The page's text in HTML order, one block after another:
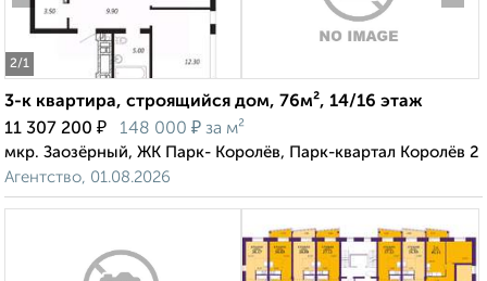
2/1
3-к квартира, строящийся дом, 76м², 14/16 этаж
11 307 200 ₽ 148 000 ₽ за м²
мкр. Заозёрный, ЖК Парк- Королёв, Парк-квартал Королёв 2
Агентство, 01.08.2026